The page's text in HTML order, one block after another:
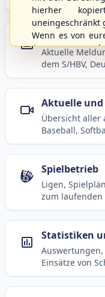
Berichte
Aktuelle
dem S/HBV,
Aktuelle und
Übersicht aller
Baseball,
Spielbetrieb
Ligen,
zum
Statistiken
Einsätze von
hierher
uneingeschränkt
Wenn es von
Anregungen
gerne an die